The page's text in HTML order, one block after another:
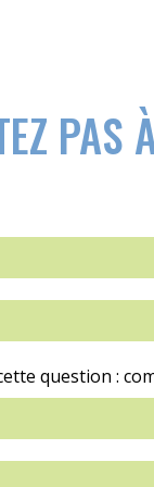
PAS
question :